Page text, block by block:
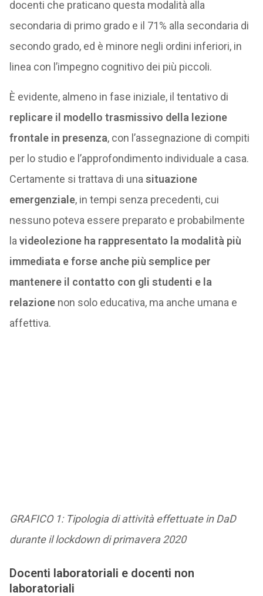
docenti che praticano questa modalità alla
secondaria di primo grado e il 71% alla secondaria di
secondo grado, ed è minore negli ordini inferiori, in
linea con l’impegno cognitivo dei più piccoli.
È evidente, almeno in fase iniziale, il tentativo di
replicare il modello trasmissivo della lezione
frontale in presenza, con l’assegnazione di compiti
per lo studio e l’approfondimento individuale a casa.
Certamente si trattava di una situazione
emergenziale, in tempi senza precedenti, cui
nessuno poteva essere preparato e probabilmente
la videolezione ha rappresentato la modalità più
immediata e forse anche più semplice per
mantenere il contatto con gli studenti e la
relazionenon solo educativa, ma anche umana e
affettiva.
GRAFICO 1: Tipologia di attività effettuate in DaD
durante il lockdown di primavera 2020
Docenti laboratoriali e docenti non
laboratoriali